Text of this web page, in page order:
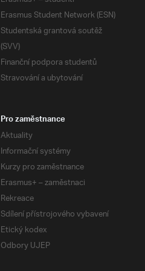
Erasmus Student Network (ESN)
Studentská grantová soutěž
(SVV)
Finanční podpora studentů
Stravování a ubytování
Pro zaměstnance
Aktuality
Informační systémy
Kurzy pro zaměstnance
Erasmus+ – zaměstnaci
Rekreace
Sdílení přístrojového vybavení
Etický kodex
Odbory UJEP